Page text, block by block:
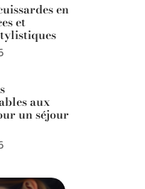
en
et
aux
un séjour